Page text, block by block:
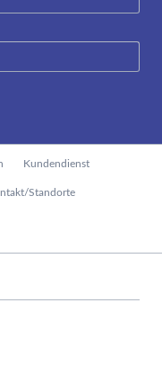
Kundendienst
Standorte